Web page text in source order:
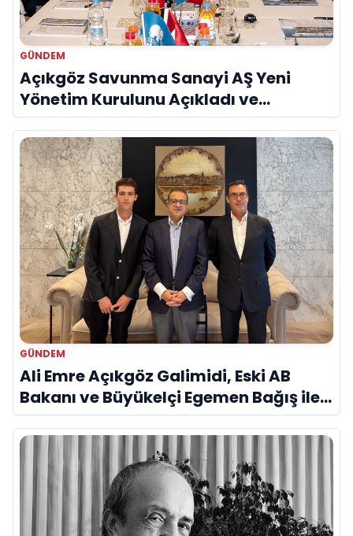
GÜNDEM
Açıkgöz Savunma Sanayi AŞ Yeni
Yönetim Kurulunu Açıkladı ve
Savunma Sanayinde Küresel Vizyon
Vurgusu
GÜNDEM
Ali Emre Açıkgöz Galimidi, Eski AB
Bakanı ve Büyükelçi Egemen Bağış ile
Bir Araya Geldi